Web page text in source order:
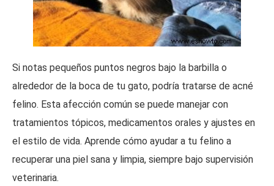
Si notas pequeños puntos negros bajo la barbilla o
alrededor de la boca de tu gato, podría tratarse de acné
felino. Esta afección común se puede manejar con
tratamientos tópicos, medicamentos orales y ajustes en
el estilo de vida. Aprende cómo ayudar a tu felino a
recuperar una piel sana y limpia, siempre bajo supervisión
veterinaria.